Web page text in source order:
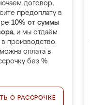
договор,
предоплату в
10% от суммы
, и мы отдаём
в производство.
оплата в
без %.
О РАССРОЧКЕ